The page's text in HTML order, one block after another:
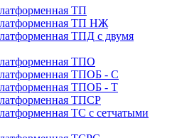
ТП
ТП НЖ
ТПД с двумя
ТПО
ТПОБ - С
ТПОБ - Т
ТПСР
ТС с сетчатыми